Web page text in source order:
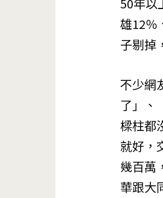
雄12％
子剔掉
不少網
了」、
樑柱都
就好，
幾百萬
華跟大